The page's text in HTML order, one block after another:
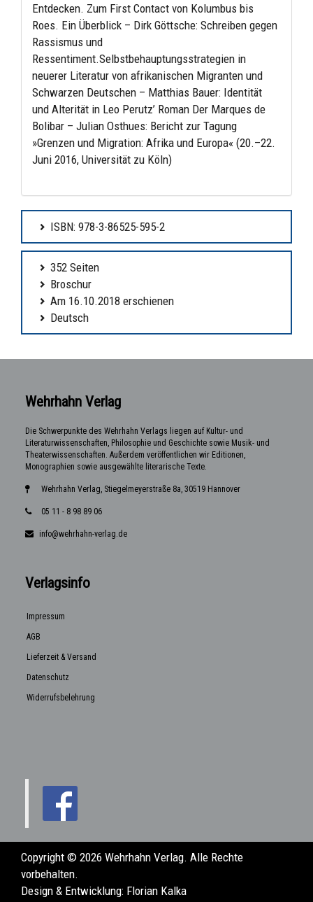
Entdecken. Zum First Contact von Kolumbus bis
Roes. Ein Überblick – Dirk Göttsche: Schreiben gegen
Rassismus und
Ressentiment.Selbstbehauptungsstrategien in
neuerer Literatur von afrikanischen Migranten und
Schwarzen Deutschen – Matthias Bauer: Identität
und Alterität in Leo Perutz’ Roman Der Marques de
Bolibar – Julian Osthues: Bericht zur Tagung
»Grenzen und Migration: Afrika und Europa« (20.–22.
Juni 2016, Universität zu Köln)
ISBN: 978-3-86525-595-2
352 Seiten
Broschur
Am 16.10.2018 erschienen
Deutsch
Wehrhahn Verlag
Die Schwerpunkte des Wehrhahn Verlags liegen auf Kultur- und
Literaturwissenschaften, Philosophie und Geschichte sowie Musik- und
Theaterwissenschaften. Außerdem veröffentlichen wir Editionen,
Monographien sowie ausgewählte literarische Texte.
Wehrhahn Verlag, Stiegelmeyerstraße 8a, 30519 Hannover
05 11 - 8 98 89 06
info@wehrhahn-verlag.de
Verlagsinfo
Impressum
AGB
Lieferzeit & Versand
Datenschutz
Widerrufsbelehrung
Copyright © 2026 Wehrhahn Verlag. Alle Rechte
vorbehalten.
Design & Entwicklung: Florian Kalka